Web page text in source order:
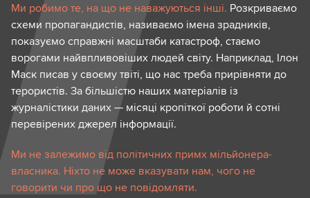
Ми робимо те, на що не наважуються інші. Розкриваємо
схеми пропагандистів, називаємо імена зрадників,
показуємо справжні масштаби катастроф, стаємо
ворогами найвпливовіших людей світу. Наприклад, Ілон
Маск писав у своєму твіті, що нас треба прирівняти до
терористів. За більшістю наших матеріалів із
журналістики даних — місяці кропіткої роботи й сотні
перевірених джерел інформації.
Ми не залежимо від політичних примх мільйонера-
власника. Ніхто не може вказувати нам, чого не
говорити чи про що не повідомляти.